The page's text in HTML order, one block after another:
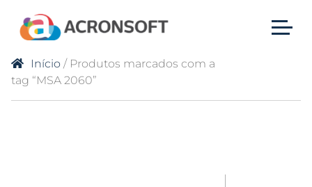
Início / Produtos marcados com a
tag “MSA 2060”